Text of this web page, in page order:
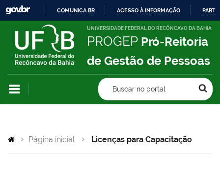
IR
PARA
CONTEÚDO
COMUNICA BR ACESSO À INFORMAÇÃO
UNIVERSIDADE FEDERAL DO RECÔNCAVO DA BAHIA
PROGEP Pró-Reitoria
de Gestão de Pessoas
Buscar no portal
Página inicial Licenças para Capacitação